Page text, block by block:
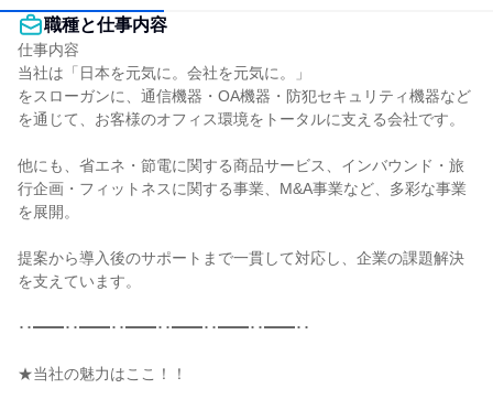
職種と仕事内容
仕事内容
当社は「日本を元気に。会社を元気に。」
をスローガンに、通信機器・OA機器・防犯セキュリティ機器など
を通じて、お客様のオフィス環境をトータルに支える会社です。
他にも、省エネ・節電に関する商品サービス、インバウンド・旅
行企画・フィットネスに関する事業、M&A事業など、多彩な事業
を展開。
提案から導入後のサポートまで一貫して対応し、企業の課題解決
を支えています。
･･━━･･━━･･━━･･━━･･━━･･━━･･
★当社の魅力はここ！！